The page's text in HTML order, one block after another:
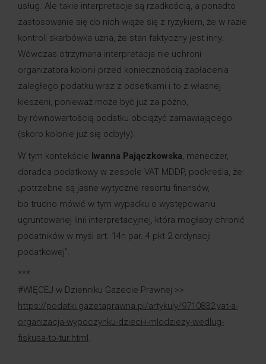
usług. Ale takie interpretacje są rzadkością, a ponadto
zastosowanie się do nich wiąże się z ryzykiem, że w razie
kontroli skarbówka uzna, że stan faktyczny jest inny.
Wówczas otrzymana interpretacja nie uchroni
organizatora kolonii przed koniecznością zapłacenia
zaległego podatku wraz z odsetkami i to z własnej
kieszeni, ponieważ może być już za późno,
by równowartością podatku obciążyć zamawiającego
(skoro kolonie już się odbyły).
W tym kontekście Iwanna Pajączkowska, menedżer,
doradca podatkowy w zespole VAT MDDP, podkreśla, że:
„potrzebne są jasne wytyczne resortu finansów,
bo trudno mówić w tym wypadku o występowaniu
ugruntowanej linii interpretacyjnej, która mogłaby chronić
podatników w myśl art. 14n par. 4 pkt 2 ordynacji
podatkowej”.
***
#WIĘCEJ w Dzienniku Gazecie Prawnej >>
https://podatki.gazetaprawna.pl/artykuly/9710832,vat-a-
organizacja-wypoczynku-dzieci-i-mlodziezy-wedlug-
fiskusa-to-tur.html.